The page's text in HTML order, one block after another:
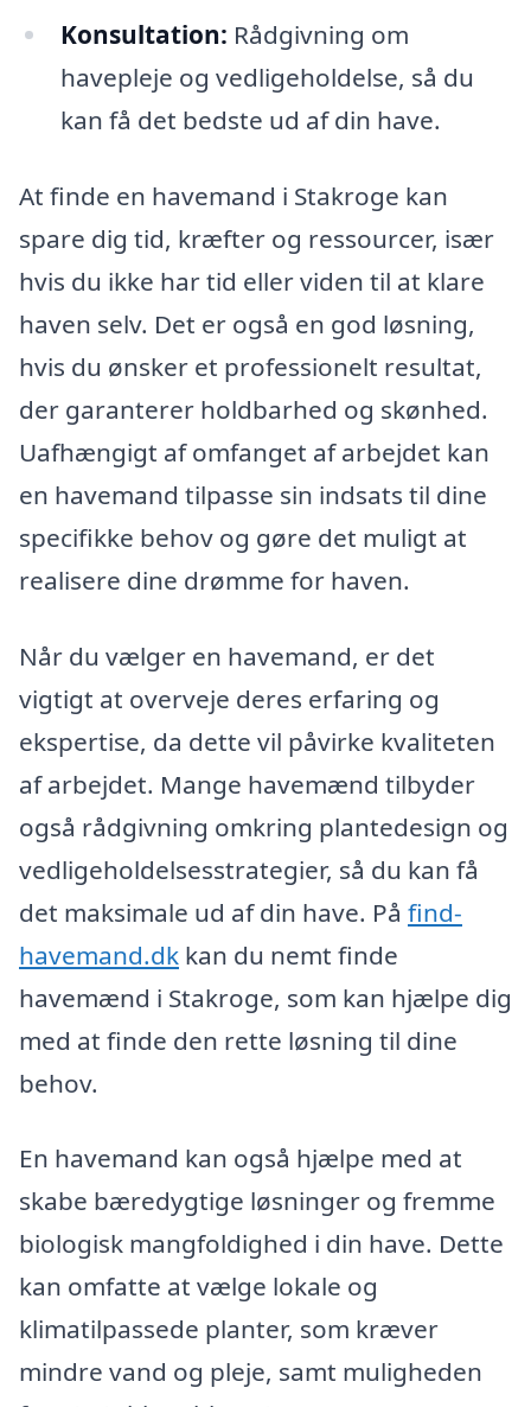
Konsultation: Rådgivning om
havepleje og vedligeholdelse, så du
kan få det bedste ud af din have.
At finde en havemand i Stakroge kan
spare dig tid, kræfter og ressourcer, især
hvis du ikke har tid eller viden til at klare
haven selv. Det er også en god løsning,
hvis du ønsker et professionelt resultat,
der garanterer holdbarhed og skønhed.
Uafhængigt af omfanget af arbejdet kan
en havemand tilpasse sin indsats til dine
specifikke behov og gøre det muligt at
realisere dine drømme for haven.
Når du vælger en havemand, er det
vigtigt at overveje deres erfaring og
ekspertise, da dette vil påvirke kvaliteten
af arbejdet. Mange havemænd tilbyder
også rådgivning omkring plantedesign og
vedligeholdelsesstrategier, så du kan få
det maksimale ud af din have. På find-
havemand.dk kan du nemt finde
havemænd i Stakroge, som kan hjælpe dig
med at finde den rette løsning til dine
behov.
En havemand kan også hjælpe med at
skabe bæredygtige løsninger og fremme
biologisk mangfoldighed i din have. Dette
kan omfatte at vælge lokale og
klimatilpassede planter, som kræver
mindre vand og pleje, samt muligheden